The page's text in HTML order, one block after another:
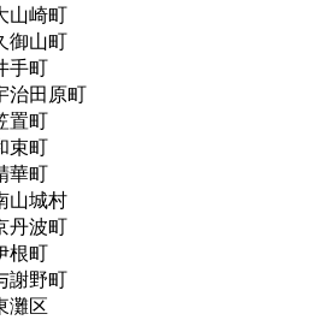
山崎町
御山町
手町
治田原町
置町
束町
華町
山城村
丹波町
根町
謝野町
灘区